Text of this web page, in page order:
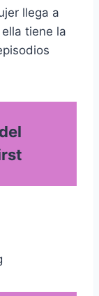
llega a
tiene la